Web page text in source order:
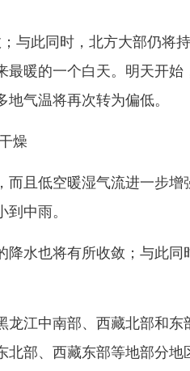
此同时，北方大部仍将
暖的一个白天。明天开始
气温将再次转为偏低。
燥
且低空暖湿气流进一步增
中雨。
水也将有所收敛；与此同
江中南部、西藏北部和东
部、西藏东部等地部分地